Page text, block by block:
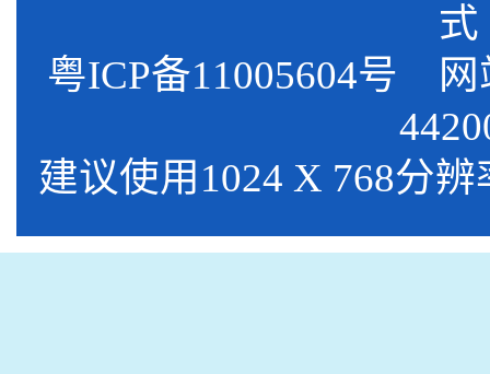
式
粤ICP备11005604号 网
建议使用1024 X 768分